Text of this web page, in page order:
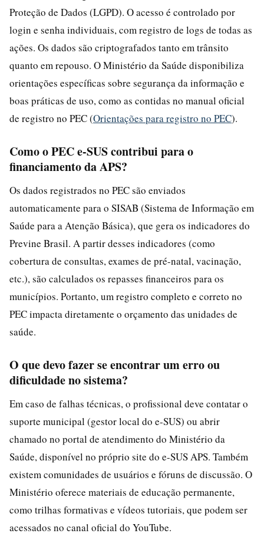
Proteção de Dados (LGPD). O acesso é controlado por
login e senha individuais, com registro de logs de todas as
ações. Os dados são criptografados tanto em trânsito
quanto em repouso. O Ministério da Saúde disponibiliza
orientações específicas sobre segurança da informação e
boas práticas de uso, como as contidas no manual oficial
de registro no PEC (Orientações para registro no PEC).
Como o PEC e-SUS contribui para o
financiamento da APS?
Os dados registrados no PEC são enviados
automaticamente para o SISAB (Sistema de Informação em
Saúde para a Atenção Básica), que gera os indicadores do
Previne Brasil. A partir desses indicadores (como
cobertura de consultas, exames de pré-natal, vacinação,
etc.), são calculados os repasses financeiros para os
municípios. Portanto, um registro completo e correto no
PEC impacta diretamente o orçamento das unidades de
saúde.
O que devo fazer se encontrar um erro ou
dificuldade no sistema?
Em caso de falhas técnicas, o profissional deve contatar o
suporte municipal (gestor local do e-SUS) ou abrir
chamado no portal de atendimento do Ministério da
Saúde, disponível no próprio site do e-SUS APS. Também
existem comunidades de usuários e fóruns de discussão. O
Ministério oferece materiais de educação permanente,
como trilhas formativas e vídeos tutoriais, que podem ser
acessados no canal oficial do YouTube.